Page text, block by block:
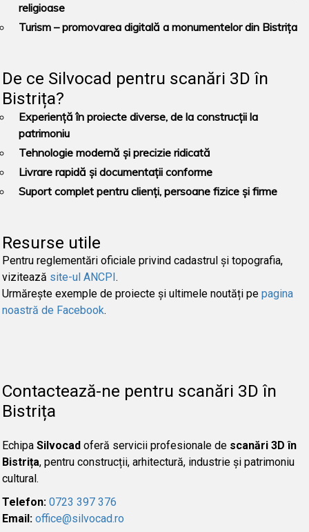
religioase
Turism– promovarea digitală a monumentelor din Bistrița
De ce Silvocad pentru scanări 3D în
Bistrița?
Experiență în proiecte diverse, de la construcții la
patrimoniu
Tehnologie modernă și precizie ridicată
Livrare rapidă și documentații conforme
Suport complet pentru clienți, persoane fizice și firme
Resurse utile
Pentru reglementări oficiale privind cadastrul și topografia,
vizitează site-ul ANCPI.
Urmărește exemple de proiecte și ultimele noutăți pe pagina
noastră de Facebook.
Contactează-ne pentru scanări 3D în
Bistrița
Echipa Silvocadoferă servicii profesionale de scanări 3D în
Bistrița, pentru construcții, arhitectură, industrie și patrimoniu
cultural.
Telefon: 0723 397 376
Email: office@silvocad.ro